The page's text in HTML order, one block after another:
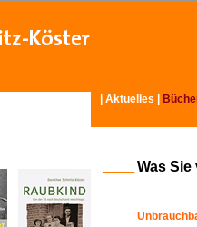
Aktuelles
Was